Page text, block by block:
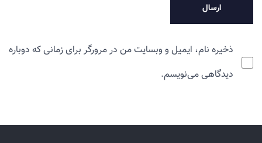
ذخیره نام، ایمیل و وبسایت من در مرورگر برای زمانی که دوباره
دیدگاهی می‌نویسم.